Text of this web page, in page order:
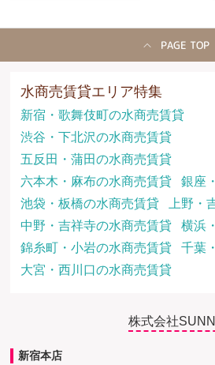
PAGE TOP
水商売賃貸エリア特集
新宿・歌舞伎町の水商売賃貸
渋谷・下北沢の水商売賃貸
五反田・蒲田の水商売賃貸
六本木・麻布の水商売賃貸
銀座
池袋・板橋の水商売賃貸
上野・
中野・吉祥寺の水商売賃貸
横浜
錦糸町・小岩の水商売賃貸
千葉
大宮・西川口の水商売賃貸
株式会社
新宿本店